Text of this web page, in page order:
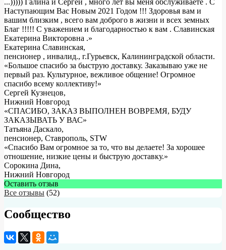
...))))) Галина и Сергей , много лет вы меня обслуживаете . С
Наступающим Вас Новым 2021 Годом !!! Здоровья вам и
вашим близким , всего вам доброго в жизни и всех земных
Благ !!!!! С уважением и благодарностью к вам . Славинская
Екатерина Викторовна .»
Екатерина Славинская,
пенсионер , инвалид., г.Гурьевск, Калининградской области.
«Большое спасибо за быструю доставку. Заказываю уже не
первый раз. Культурное, вежливое общение! Огромное
спасибо всему коллективу!»
Сергей Кузнецов,
Нижний Новгород
«СПАСИБО, ЗАКАЗ ВЫПОЛНЕН ВОВРЕМЯ, БУДУ
ЗАКАЗЫВАТЬ У ВАС»
Татьяна Даскало,
пенсионер, Ставрополь, STW
«Спасибо Вам огромное за то, что вы делаете! За хорошее
отношение, низкие цены и быструю доставку.»
Сорокина Дина,
Нижний Новгород
Оставить отзыв
Все отзывы (52)
Сообщество